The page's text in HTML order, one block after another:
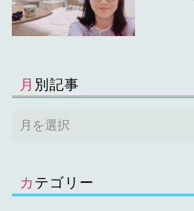
月別記事
カテゴリー